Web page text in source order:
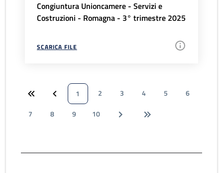
Congiuntura Unioncamere - Servizi e
Costruzioni - Romagna - 3° trimestre 2025
SCARICA FILE
1 2 3 4 5
6
7
8 9 10